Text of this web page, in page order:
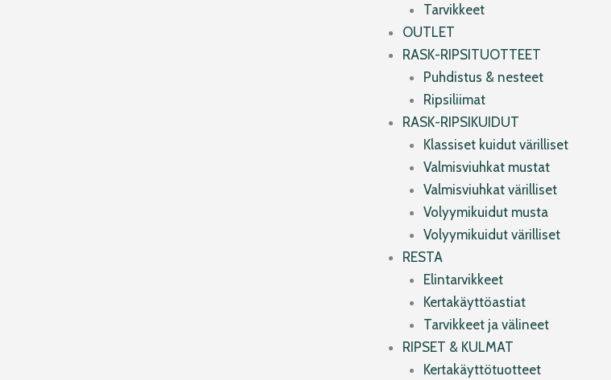
Tarvikkeet
OUTLET
RASK-RIPSITUOTTEET
Puhdistus & nesteet
Ripsiliimat
RASK-RIPSIKUIDUT
Klassiset kuidut värilliset
Valmisviuhkat mustat
Valmisviuhkat värilliset
Volyymikuidut musta
Volyymikuidut värilliset
RESTA
Elintarvikkeet
Kertakäyttöastiat
Tarvikkeet ja välineet
RIPSET & KULMAT
Kertakäyttötuotteet